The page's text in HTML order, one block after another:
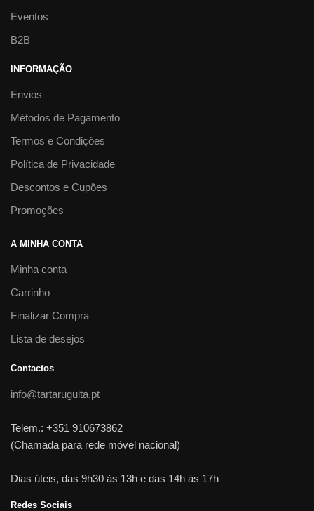
Eventos
B2B
INFORMAÇÃO
Envios
Métodos de Pagamento
Termos e Condições
Política de Privacidade
Descontos e Cupões
Promoções
A MINHA CONTA
Minha conta
Carrinho
Finalizar Compra
Lista de desejos
Contactos
info@tartaruguita.pt
Telem.: +351 910673862
(Chamada para rede móvel nacional)
Dias úteis, das 9h30 às 13h e das 14h às 17h
Redes Sociais